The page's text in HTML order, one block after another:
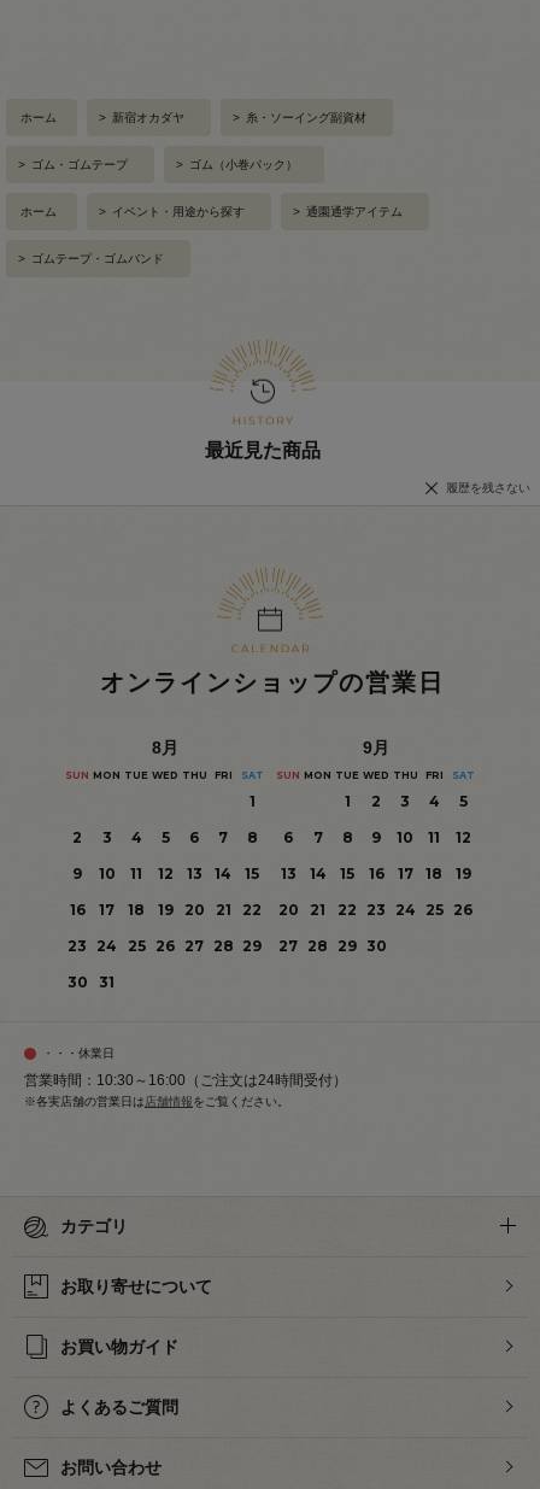
ホーム > 新宿オカダヤ > 糸・ソーイング副資材
> ゴム・ゴムテープ > ゴム（小巻パック）
ホーム > イベント・用途から探す > 通園通学アイテム
> ゴムテープ・ゴムバンド
最近見た商品
履歴を残さない
オンラインショップの営業日
8月
SUN MON TUE WED THU FRI SAT
1
2
3 4 5 6 7
8
9
10 11 12 13 14
15
16
17 18 19 20 21
22
23
24 25 26 27 28 29
30
31
9月
SUN MON TUE WED THU FRI SAT
1 2 3 4
5
6
7 8 9 10 11
12
13
14 15 16 17 18
19
20
21 22 23 24 25
26
27 28 29 30
・・・休業日
営業時間：10:30～16:00（ご注文は24時間受付）
※各実店舗の営業日は 店舗情報をご覧ください。
カテゴリ
お取り寄せについて
お買い物ガイド
よくあるご質問
お問い合わせ